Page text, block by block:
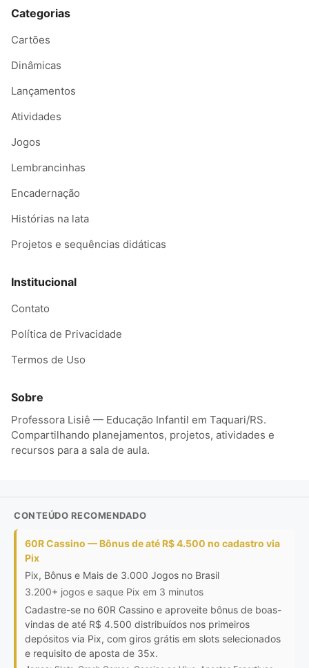
Categorias
Cartões
Dinâmicas
Lançamentos
Atividades
Jogos
Lembrancinhas
Encadernação
Histórias na lata
Projetos e sequências didáticas
Institucional
Contato
Política de Privacidade
Termos de Uso
Sobre
Professora Lisiê — Educação Infantil em Taquari/RS.
Compartilhando planejamentos, projetos, atividades e
recursos para a sala de aula.
CONTEÚDO RECOMENDADO
60R Cassino — Bônus de até R$ 4.500 no cadastro via
Pix
Pix, Bônus e Mais de 3.000 Jogos no Brasil
3.200+ jogos e saque Pix em 3 minutos
Cadastre-se no 60R Cassino e aproveite bônus de boas-
vindas de até R$ 4.500 distribuídos nos primeiros
depósitos via Pix, com giros grátis em slots selecionados
e requisito de aposta de 35x.